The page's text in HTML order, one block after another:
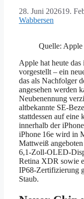
28. Juni 202619.
Wabbersen
Quelle: Apple
Apple hat heute das
vorgestellt – ein
das als Nachfolger
angesehen werden
Neubenennung
altbekannte SE-
stattdessen auf eine
innerhalb der
iPhone 16e wird in
Mattweiß
Retina XDR sowie
IP68‑Zertifizierung
Staub.